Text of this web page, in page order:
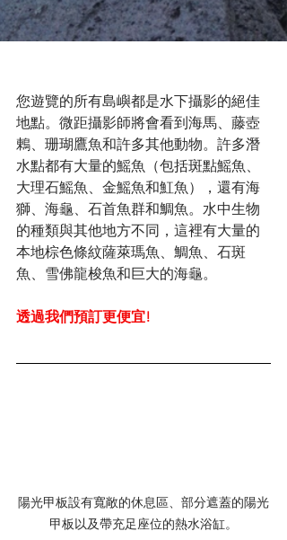
您遊覽的所有島嶼都是水下攝影的絕佳
地點。微距攝影師將會看到海馬、藤壺
鶇、珊瑚鷹魚和許多其他動物。許多潛
水點都有大量的鰩魚（包括斑點鰩魚、
大理石鰩魚、金鰩魚和魟魚），還有海
獅、海龜、石首魚群和鯛魚。水中生物
的種類與其他地方不同，這裡有大量的
本地棕色條紋薩萊瑪魚、鯛魚、石斑
魚、雪佛龍梭魚和巨大的海龜。
透過我們預訂更便宜!
陽光甲板設有寬敞的休息區、部分遮蓋的陽光
甲板以及帶充足座位的熱水浴缸。